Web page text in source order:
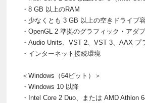
・8 GB 以上のRAM
・少なくとも 3 GB 以上の空きドライブ
・OpenGL 2 準拠のグラフィック・アダ
・Audio Units、VST 2、VST 3、AAX プ
・インターネット接続環境
＜Windows（64ビット）＞
・Windows 10 以降
・Intel Core 2 Duo、または AMD Athlon